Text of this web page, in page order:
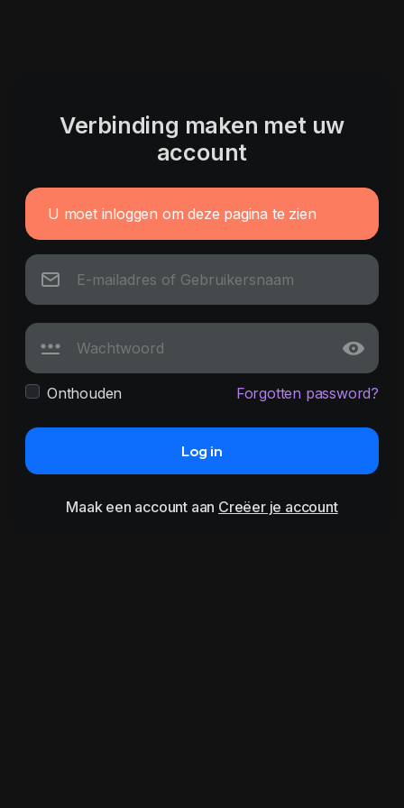
Verbinding maken met uw
account
U moet inloggen om deze pagina te zien
Onthouden Forgotten password?
Log in
Maak een account aan Creëer je account